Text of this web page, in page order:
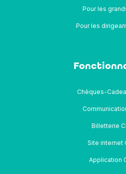
Pour les
Pour les
Chèques-
Billetterie
Site internet
Application